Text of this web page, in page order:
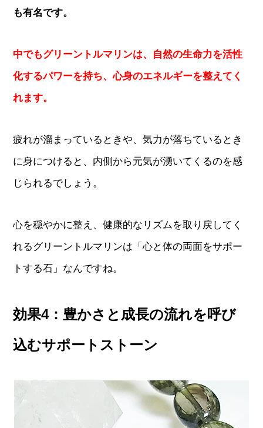
も有名です。
中でもグリーントルマリンは、自然の生命力を活性
化するパワーを持ち、心身のエネルギーを整えてく
れます。
疲れが溜まっているときや、気力が落ちているとき
に身につけると、内側から元気が湧いてくるのを感
じられるでしょう。
心を穏やかに整え、健康的なリズムを取り戻してく
れるグリーントルマリンは「心と体の両面をサポー
トする石」なんですね。
効果4：豊かさと成長の流れを呼び
込むサポートストーン